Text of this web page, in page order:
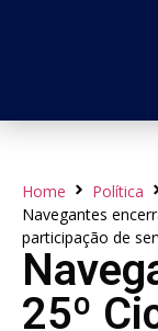
Home
Política
Navegantes
participação de
25º